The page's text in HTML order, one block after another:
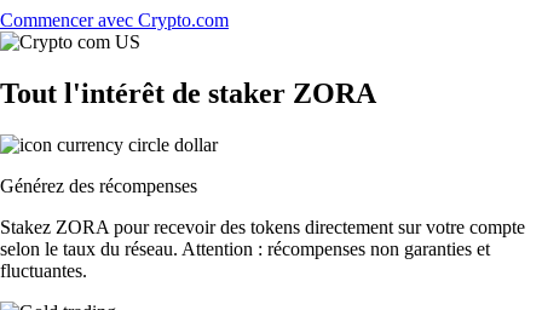
Commencer avec Crypto.com
Tout l'intérêt de staker ZORA
Générez des récompenses
Stakez ZORA pour recevoir des tokens directement sur votre compte
selon le taux du réseau. Attention : récompenses non garanties et
fluctuantes.